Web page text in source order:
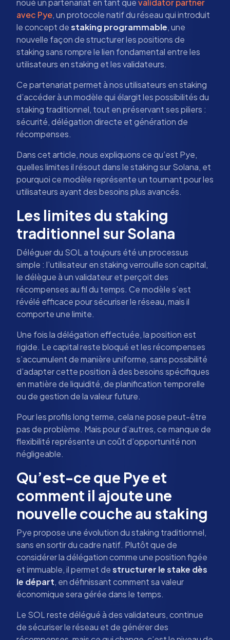
avec Pye, un protocole natif du réseau qui introduit
le concept destaking programmable, une
nouvelle façon de structurer les positions de
staking sans rompre le lien fondamental entre les
utilisateurs en staking et les validateurs.
Ce partenariat permet à nos utilisateurs en staking
d’accéder à un modèle qui élargit les possibilités du
staking traditionnel, tout en préservant ses piliers :
sécurité, délégation directe et génération de
récompenses.
Dans cet article, nous expliquons ce qu’est Pye,
quelles limites il résout dans le staking sur Solana, et
pourquoi ce modèle représente un tournant pour les
utilisateurs ayant des besoins plus avancés.
Les limites du staking
traditionnel sur Solana
Déléguer du SOL a toujours été un processus
simple : l’utilisateur en staking verrouille son capital,
le délègue à un validateur et perçoit des
récompenses au fil du temps. Ce modèle s’est
révélé efficace pour sécuriser le réseau, mais il
comporte une limite.
Une fois la délégation effectuée, la position est
rigide. Le capital reste bloqué et les récompenses
s’accumulent de manière uniforme, sans possibilité
d’adapter cette position à des besoins spécifiques
en matière de liquidité, de planification temporelle
ou de gestion de la valeur future.
Pour les profils long terme, cela ne pose peut-être
pas de problème. Mais pour d’autres, ce manque de
flexibilité représente un coût d’opportunité non
négligeable.
Qu’est-ce que Pye et
comment il ajoute une
nouvelle couche au staking
Pye propose une évolution du staking traditionnel,
sans en sortir du cadre natif. Plutôt que de
considérer la délégation comme une position figée
et immuable, il permet destructurer le stake dès
le départ, en définissant comment sa valeur
économique sera gérée dans le temps.
Le SOL reste délégué à des validateurs, continue
de sécuriser le réseau et de générer des